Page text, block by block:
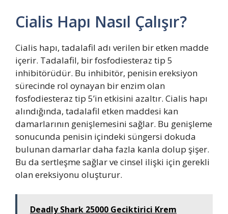
Cialis Hapı Nasıl Çalışır?
Cialis hapı, tadalafil adı verilen bir etken madde
içerir. Tadalafil, bir fosfodiesteraz tip 5
inhibitörüdür. Bu inhibitör, penisin ereksiyon
sürecinde rol oynayan bir enzim olan
fosfodiesteraz tip 5’in etkisini azaltır. Cialis hapı
alındığında, tadalafil etken maddesi kan
damarlarının genişlemesini sağlar. Bu genişleme
sonucunda penisin içindeki süngersi dokuda
bulunan damarlar daha fazla kanla dolup şişer.
Bu da sertleşme sağlar ve cinsel ilişki için gerekli
olan ereksiyonu oluşturur.
Deadly Shark 25000 Geciktirici Krem